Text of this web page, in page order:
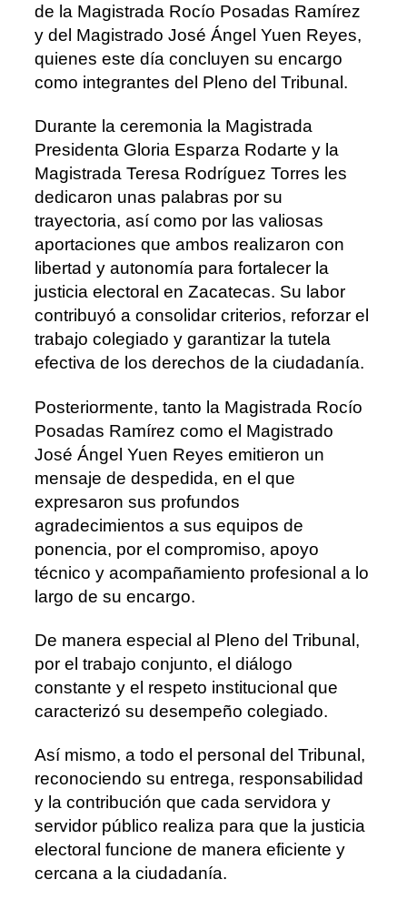
de la Magistrada Rocío Posadas Ramírez
y del Magistrado José Ángel Yuen Reyes,
quienes este día concluyen su encargo
como integrantes del Pleno del Tribunal.
Durante la ceremonia la Magistrada
Presidenta Gloria Esparza Rodarte y la
Magistrada Teresa Rodríguez Torres les
dedicaron unas palabras por su
trayectoria, así como por las valiosas
aportaciones que ambos realizaron con
libertad y autonomía para fortalecer la
justicia electoral en Zacatecas. Su labor
contribuyó a consolidar criterios, reforzar el
trabajo colegiado y garantizar la tutela
efectiva de los derechos de la ciudadanía.
Posteriormente, tanto la Magistrada Rocío
Posadas Ramírez como el Magistrado
José Ángel Yuen Reyes emitieron un
mensaje de despedida, en el que
expresaron sus profundos
agradecimientos a sus equipos de
ponencia, por el compromiso, apoyo
técnico y acompañamiento profesional a lo
largo de su encargo.
De manera especial al Pleno del Tribunal,
por el trabajo conjunto, el diálogo
constante y el respeto institucional que
caracterizó su desempeño colegiado.
Así mismo, a todo el personal del Tribunal,
reconociendo su entrega, responsabilidad
y la contribución que cada servidora y
servidor público realiza para que la justicia
electoral funcione de manera eficiente y
cercana a la ciudadanía.